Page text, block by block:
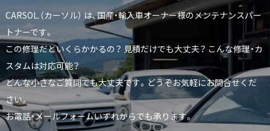
CARSOL.（カーソル） は、国産・輸入車オーナー様のメンテナンスパー
トナーです。
この修理だといくらかかるの？ 見積だけでも大丈夫？ こんな修理・カ
スタムは対応可能？
どんな小さなご質問でも大丈夫です。どうぞお気軽にお問合せくだ
さい。
お電話・メールフォームいずれからでも承ります。